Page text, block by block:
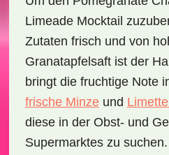
Limeade Mocktail
Zutaten frisch und von
Granatapfelsaft ist der
bringt die fruchtige Note
frische Minzeund
diese in der Obst- und
Supermarktes zu